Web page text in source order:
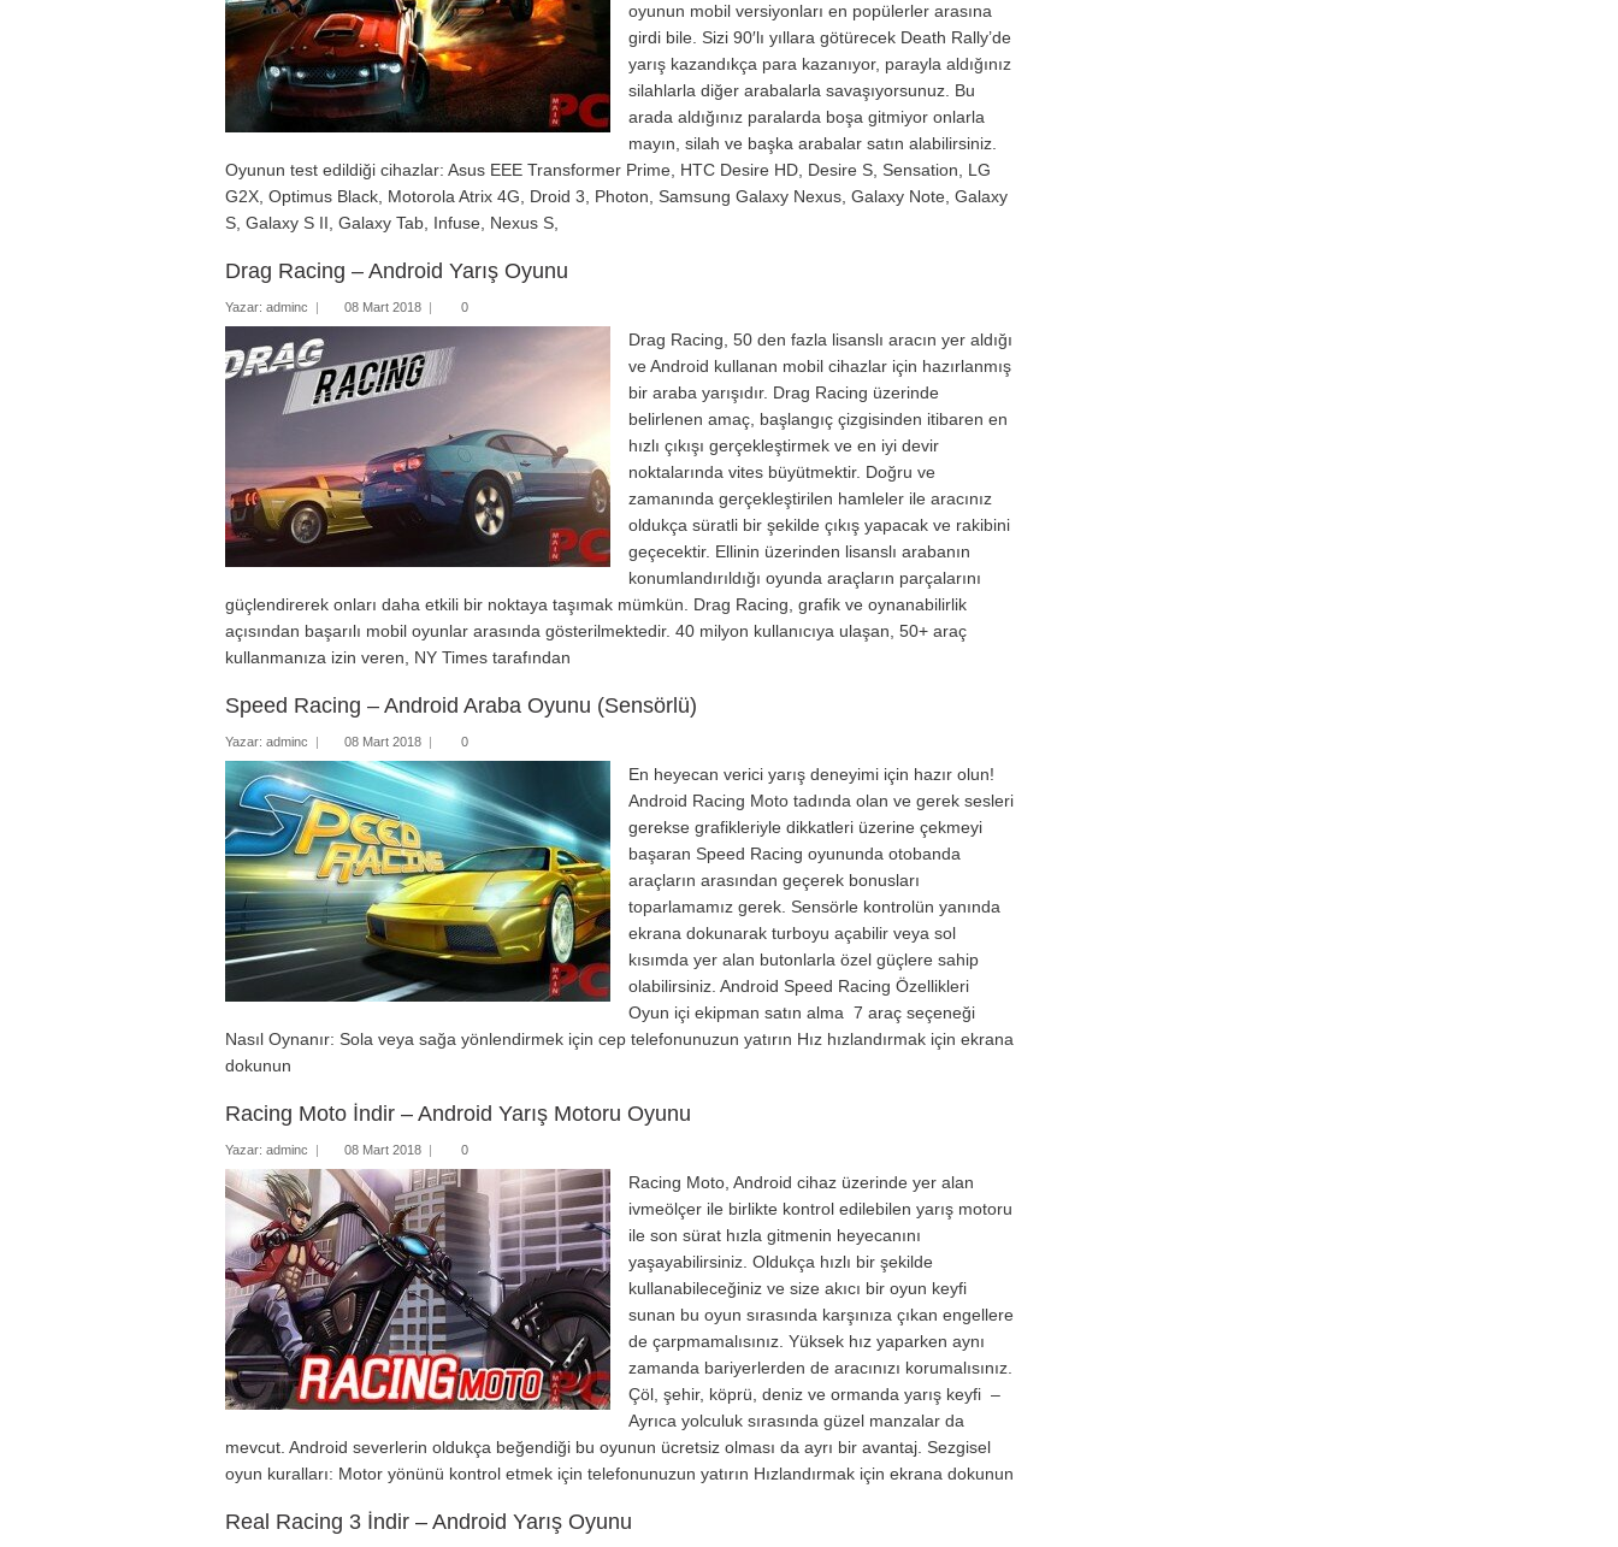
oyunun mobil versiyonları en popülerler arasına
girdi bile. Sizi 90′lı yıllara götürecek Death Rally’de
yarış kazandıkça para kazanıyor, parayla aldığınız
silahlarla diğer arabalarla savaşıyorsunuz. Bu
arada aldığınız paralarda boşa gitmiyor onlarla
mayın, silah ve başka arabalar satın alabilirsiniz.
Oyunun test edildiği cihazlar: Asus EEE Transformer Prime, HTC Desire HD, Desire S, Sensation, LG
G2X, Optimus Black, Motorola Atrix 4G, Droid 3, Photon, Samsung Galaxy Nexus, Galaxy Note, Galaxy
S, Galaxy S II, Galaxy Tab, Infuse, Nexus S,
Drag Racing – Android Yarış Oyunu
Yazar: adminc | 08 Mart 2018 | 0
Drag Racing, 50 den fazla lisanslı aracın yer aldığı
ve Android kullanan mobil cihazlar için hazırlanmış
bir araba yarışıdır. Drag Racing üzerinde
belirlenen amaç, başlangıç çizgisinden itibaren en
hızlı çıkışı gerçekleştirmek ve en iyi devir
noktalarında vites büyütmektir. Doğru ve
zamanında gerçekleştirilen hamleler ile aracınız
oldukça süratli bir şekilde çıkış yapacak ve rakibini
geçecektir. Ellinin üzerinden lisanslı arabanın
konumlandırıldığı oyunda araçların parçalarını
güçlendirerek onları daha etkili bir noktaya taşımak mümkün. Drag Racing, grafik ve oynanabilirlik
açısından başarılı mobil oyunlar arasında gösterilmektedir. 40 milyon kullanıcıya ulaşan, 50+ araç
kullanmanıza izin veren, NY Times tarafından
Speed Racing – Android Araba Oyunu (Sensörlü)
Yazar: adminc | 08 Mart 2018 | 0
En heyecan verici yarış deneyimi için hazır olun!
Android Racing Moto tadında olan ve gerek sesleri
gerekse grafikleriyle dikkatleri üzerine çekmeyi
başaran Speed Racing oyununda otobanda
araçların arasından geçerek bonusları
toparlamamız gerek. Sensörle kontrolün yanında
ekrana dokunarak turboyu açabilir veya sol
kısımda yer alan butonlarla özel güçlere sahip
olabilirsiniz. Android Speed Racing Özellikleri
Oyun içi ekipman satın alma 7 araç seçeneği
Nasıl Oynanır: Sola veya sağa yönlendirmek için cep telefonunuzun yatırın Hız hızlandırmak için ekrana
dokunun
Racing Moto İndir – Android Yarış Motoru Oyunu
Yazar: adminc | 08 Mart 2018 | 0
Racing Moto, Android cihaz üzerinde yer alan
ivmeölçer ile birlikte kontrol edilebilen yarış motoru
ile son sürat hızla gitmenin heyecanını
yaşayabilirsiniz. Oldukça hızlı bir şekilde
kullanabileceğiniz ve size akıcı bir oyun keyfi
sunan bu oyun sırasında karşınıza çıkan engellere
de çarpmamalısınız. Yüksek hız yaparken aynı
zamanda bariyerlerden de aracınızı korumalısınız.
Çöl, şehir, köprü, deniz ve ormanda yarış keyfi –
Ayrıca yolculuk sırasında güzel manzalar da
mevcut. Android severlerin oldukça beğendiği bu oyunun ücretsiz olması da ayrı bir avantaj. Sezgisel
oyun kuralları: Motor yönünü kontrol etmek için telefonunuzun yatırın Hızlandırmak için ekrana dokunun
Real Racing 3 İndir – Android Yarış Oyunu